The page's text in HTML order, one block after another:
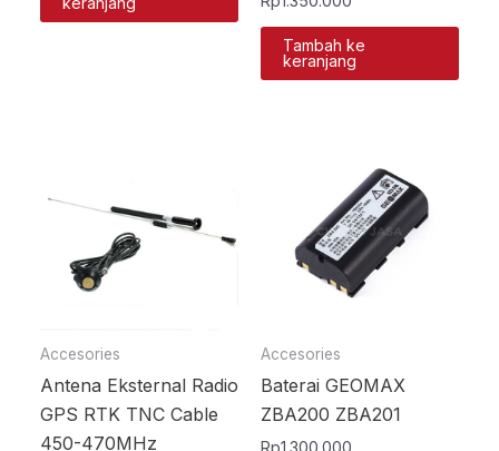
Tambah ke
keranjang
Accesories
Antena Eksternal Radio
GPS RTK TNC Cable
450-470MHz
Accesories
Baterai GEOMAX
ZBA200 ZBA201